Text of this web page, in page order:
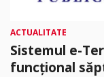
ACTUALITATE
Sistemul e-
funcțional